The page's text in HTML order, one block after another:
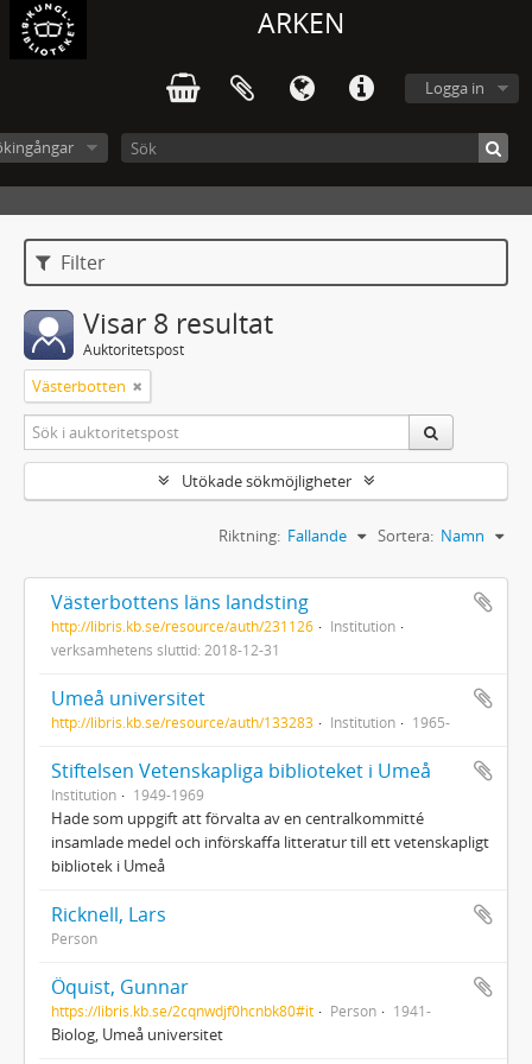
ARKEN
Logga in
Filter
Visar 8 resultat
Auktoritetspost
Västerbotten
Utökade sökmöjligheter
Sortera: Namn
Riktning: Fallande
Västerbottens läns landsting
http://libris.kb.se/resource/auth/231126
Institution
verksamhetens sluttid: 2018-12-31
Umeå universitet
http://libris.kb.se/resource/auth/133283 Institution 1965-
Stiftelsen Vetenskapliga biblioteket i Umeå
Institution 1949-1969
Hade som uppgift att förvalta av en centralkommitté
insamlade medel och införskaffa litteratur till ett vetenskapligt
bibliotek i Umeå
Ricknell, Lars
Person
Öquist, Gunnar
https://libris.kb.se/2cqnwdjf0hcnbk80#it Person 1941-
Biolog, Umeå universitet